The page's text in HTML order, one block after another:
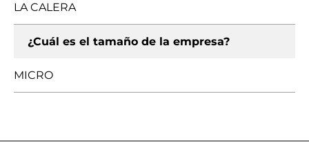
LA CALERA
¿Cuál es el tamaño de la empresa?
MICRO